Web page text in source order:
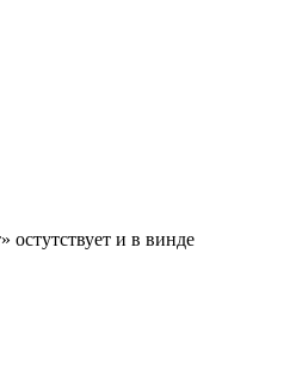
остутствует и в винде